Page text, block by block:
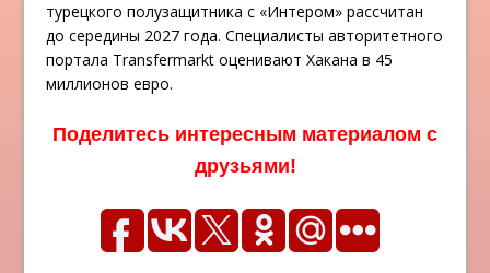
турецкого полузащитника с «Интером» рассчитан
до середины 2027 года. Специалисты авторитетного
портала Transfermarkt оценивают Хакана в 45
миллионов евро.
Поделитесь интересным материалом с
друзьями!